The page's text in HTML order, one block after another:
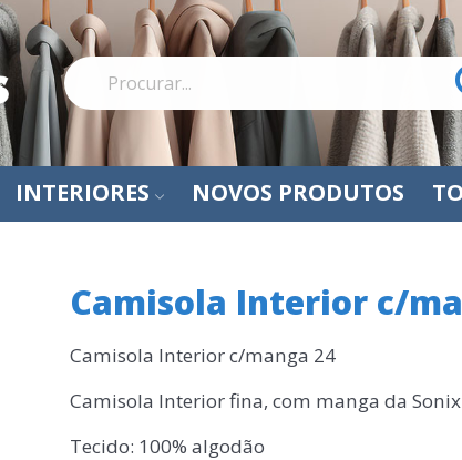
INTERIORES NOVOS PRODUTOS
Camisola Interior c/
Camisola Interior c/manga 24
Camisola Interior fina, com manga da Sonix
Tecido: 100% algodão